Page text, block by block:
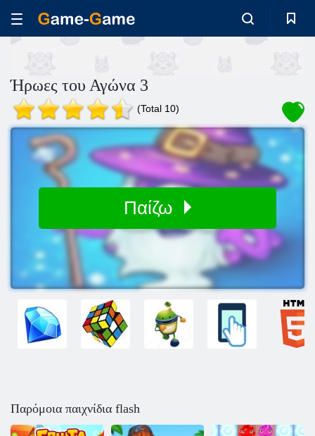
Ήρωες του Αγώνα 3
(Total 10)
Παίζω
Παρόμοια παιχνίδια flash